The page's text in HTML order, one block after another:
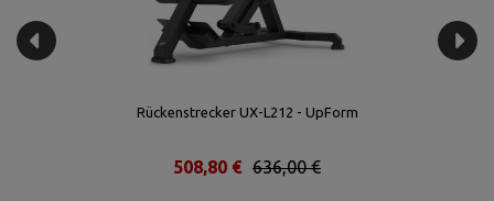
Rückenstrecker UX-L212 - UpForm
636,00 €
508,80 €